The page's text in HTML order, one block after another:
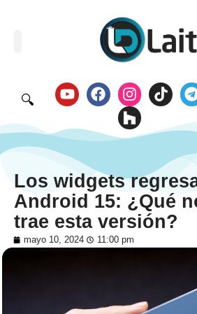
🔍
Los widgets
Android 15: ¿Qué
trae esta versión?
mayo 10, 2024 11:00 pm